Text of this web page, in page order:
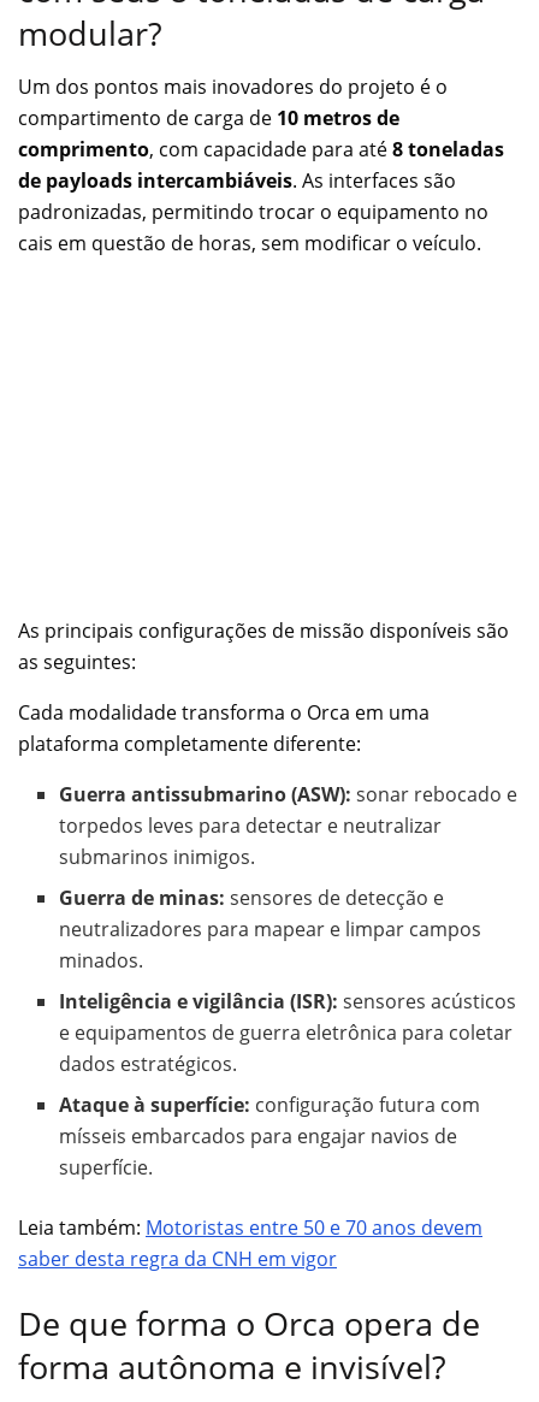
modular?
Um dos pontos mais inovadores do projeto é o
compartimento de carga de 10 metros de
comprimento, com capacidade para até8 toneladas
de payloads intercambiáveis. As interfaces são
padronizadas, permitindo trocar o equipamento no
cais em questão de horas, sem modificar o veículo.
As principais configurações de missão disponíveis são
as seguintes:
Cada modalidade transforma o Orca em uma
plataforma completamente diferente:
Guerra antissubmarino (ASW): sonar rebocado e
torpedos leves para detectar e neutralizar
submarinos inimigos.
Guerra de minas: sensores de detecção e
neutralizadores para mapear e limpar campos
minados.
Inteligência e vigilância (ISR): sensores acústicos
e equipamentos de guerra eletrônica para coletar
dados estratégicos.
Ataque à superfície: configuração futura com
mísseis embarcados para engajar navios de
superfície.
Leia também: Motoristas entre 50 e 70 anos devem
saber desta regra da CNH em vigor
De que forma o Orca opera de
forma autônoma e invisível?